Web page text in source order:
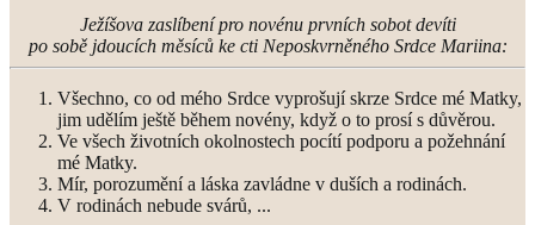
Ježíšova zaslíbení pro novénu prvních sobot devíti
po sobě jdoucích měsíců ke cti Neposkvrněného Srdce Mariina:
Všechno, co od mého Srdce vyprošují skrze Srdce mé Matky,
jim udělím ještě během novény, když o to prosí s důvěrou.
Ve všech životních okolnostech pocítí podporu a požehnání
mé Matky.
Mír, porozumění a láska zavládne v duších a rodinách.
V rodinách nebude svárů, ...